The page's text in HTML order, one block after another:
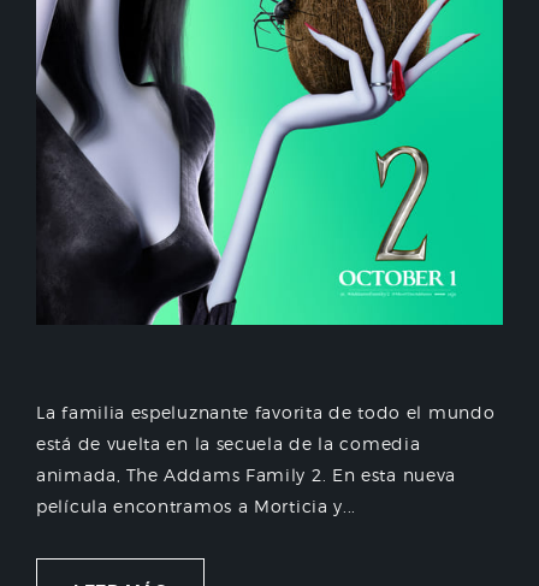
La familia espeluznante favorita de todo el mundo
está de vuelta en la secuela de la comedia
animada, The Addams Family 2. En esta nueva
película encontramos a Morticia y...